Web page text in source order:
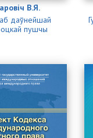
В.Я.
даўнейшай
пушчы